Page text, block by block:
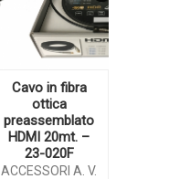
Cavo in fibra
ottica
preassemblato
HDMI 20mt. –
23-020F
ACCESSORI A. V.